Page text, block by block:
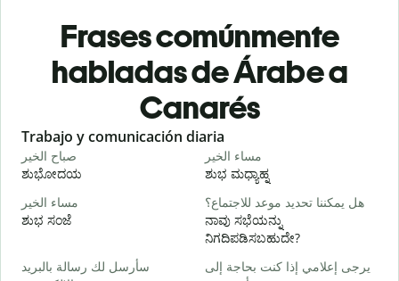
Frases comúnmente
habladas de Árabe a
Canarés
Slide 1 of 6
Trabajo y comunicación diaria
صباح الخير
ಶುಭೋದಯ
مساء الخير
ಶುಭ ಮಧ್ಯಾಹ್ನ
مساء الخير
ಶುಭ ಸಂಜೆ
هل يمكننا تحديد موعد للاجتماع؟
ನಾವು ಸಭೆಯನ್ನು
ನಿಗದಿಪಡಿಸಬಹುದೇ?
سأرسل لك رسالة بالبريد
يرجى إعلامي إذا كنت بحاجة إلى